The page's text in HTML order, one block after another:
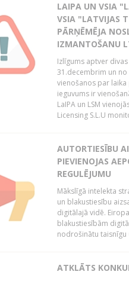
LAIPA UN VSIA
VSIA "LATVIJAS
PĀRŅĒMĒJA
IZMANTOŠANU
Izlīgums aptver
31.decembrim un no
vienošanos par
ieguvums ir
LaIPA un LSM
Licensing S.L.U
AUTORTIESĪBU
PIEVIENOJAS
REGULĒJUMU
Mākslīgā intelekta
un blakustiesību
digitālajā vidē.
blakustiesībām
nodrošinātu taisnīgu
ATKLĀTS